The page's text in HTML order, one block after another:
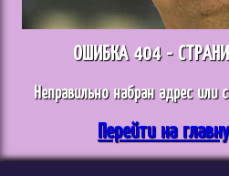
ОШИБКА 404 -
Неправильно набран адрес или
Перейти на